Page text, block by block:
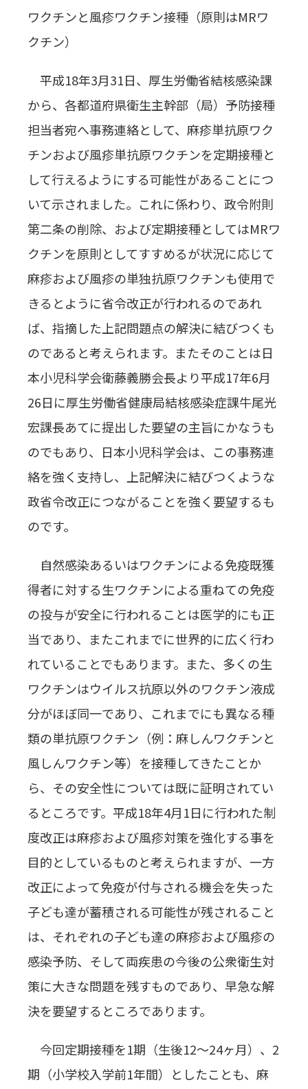
ワクチンと風疹ワクチン接種（原則はMRワ
クチン）
平成18年3月31日、厚生労働省結核感染課
から、各都道府県衛生主幹部（局）予防接種
担当者宛へ事務連絡として、麻疹単抗原ワク
チンおよび風疹単抗原ワクチンを定期接種と
して行えるようにする可能性があることにつ
いて示されました。これに係わり、政令附則
第二条の削除、および定期接種としてはMRワ
クチンを原則としてすすめるが状況に応じて
麻疹および風疹の単独抗原ワクチンも使用で
きるとように省令改正が行われるのであれ
ば、指摘した上記問題点の解決に結びつくも
のであると考えられます。またそのことは日
本小児科学会衛藤義勝会長より平成17年6月
26日に厚生労働省健康局結核感染症課牛尾光
宏課長あてに提出した要望の主旨にかなうも
のでもあり、日本小児科学会は、この事務連
絡を強く支持し、上記解決に結びつくような
政省令改正につながることを強く要望するも
のです。
自然感染あるいはワクチンによる免疫既獲
得者に対する生ワクチンによる重ねての免疫
の投与が安全に行われることは医学的にも正
当であり、またこれまでに世界的に広く行わ
れていることでもあります。また、多くの生
ワクチンはウイルス抗原以外のワクチン液成
分がほぼ同一であり、これまでにも異なる種
類の単抗原ワクチン（例：麻しんワクチンと
風しんワクチン等）を接種してきたことか
ら、その安全性については既に証明されてい
るところです。平成18年4月1日に行われた制
度改正は麻疹および風疹対策を強化する事を
目的としているものと考えられますが、一方
改正によって免疫が付与される機会を失った
子ども達が蓄積される可能性が残されること
は、それぞれの子ども達の麻疹および風疹の
感染予防、そして両疾患の今後の公衆衛生対
策に大きな問題を残すものであり、早急な解
決を要望するところであります。
今回定期接種を1期（生後12～24ヶ月）、2
期（小学校入学前1年間）としたことも、麻